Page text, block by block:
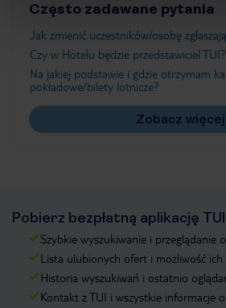
Często zadawane pytania
Jak zmienić uczestników/osobę
Czy w Hotelu będzie przedstawiciel TUI?
Na jakiej podstawie i gdzie otrzymam
pokładowe/bilety lotnicze?
Zobacz więcej
Pobierz bezpłatną aplikację TUI
Szybkie wyszukiwanie i przeglądanie
Lista ulubionych ofert i możliwość
Historia wyszukiwań i ostatnio
Kontakt z TUI i wszystkie informacje